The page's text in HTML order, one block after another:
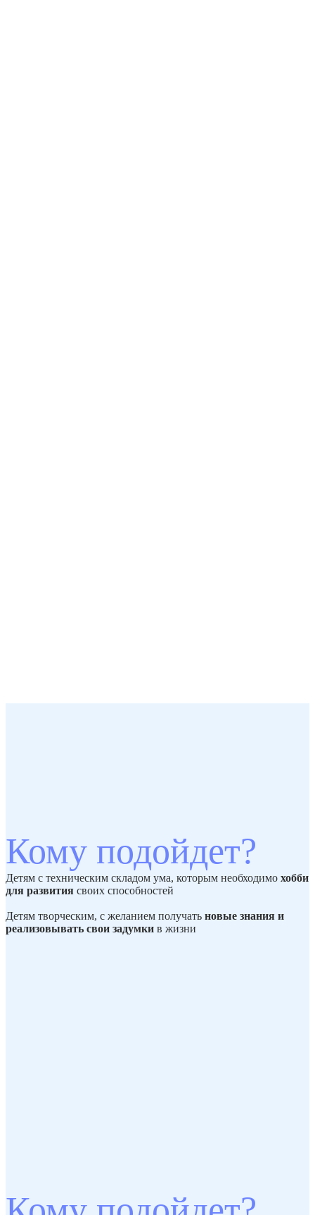
Кому подойдет?
Детям с техническим складом ума, которым необходимо хобби
для развития своих способностей
Детям творческим, с желанием получать новые знания и
реализовывать свои задумки в жизни